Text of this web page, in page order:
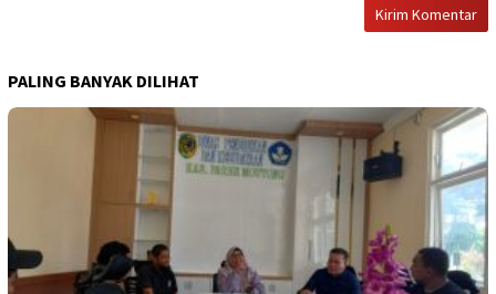
PALING BANYAK DILIHAT